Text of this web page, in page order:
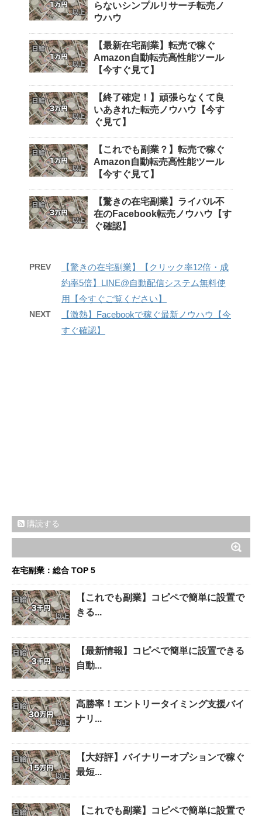
らないシンプルリサーチ転売ノ
ウハウ
【最新在宅副業】転売で稼ぐ
Amazon自動転売高性能ツール
【今すぐ見て】
【終了確定！】頑張らなくて良
いあきれた転売ノウハウ【今す
ぐ見て】
【これでも副業？】転売で稼ぐ
Amazon自動転売高性能ツール
【今すぐ見て】
【驚きの在宅副業】ライバル不
在のFacebook転売ノウハウ【す
ぐ確認】
PREV
【驚きの在宅副業】【クリック率12倍・成
約率5倍】LINE@自動配信システム無料使
用【今すぐご覧ください】
NEXT
【激熱】Facebookで稼ぐ最新ノウハウ【今
すぐ確認】
購読する
在宅副業：総合 TOP 5
【これでも副業】コピペで簡単に設置で
きる...
【最新情報】コピペで簡単に設置できる
自動...
高勝率！エントリータイミング支援バイ
ナリ...
【大好評】バイナリーオプションで稼ぐ
最短...
【これでも副業】コピペで簡単に設置で